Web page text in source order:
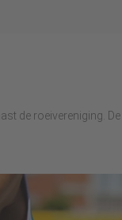
de roeivereniging.